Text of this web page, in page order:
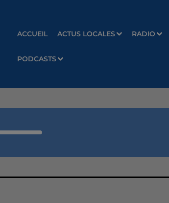
ACCUEIL ACTUS LOCALES RADIO
PODCASTS